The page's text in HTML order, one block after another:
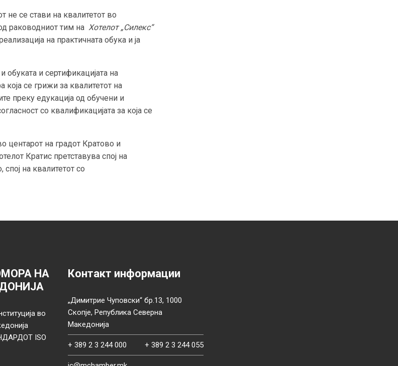
не се стави на квалитетот во
раководниот тим на Хотелот „Силекс“
на практичната обука и ја
обуката и сертификацијата на
се грижи за квалитетот на
преку едукација од обучени и
со квалификацијата за која се
центарот на градот Кратово и
Кратис претставува спој на
на квалитетот со
НА
во
ISO
Контакт информации
„Димитрие Чуповски“ бр.13, 1000
Скопје, Република Северна
Македонија
+ 389 2 3 244 000 + 389 2 3 244 055